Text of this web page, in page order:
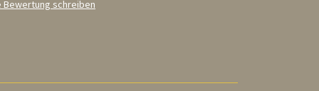
Bewertung schreiben